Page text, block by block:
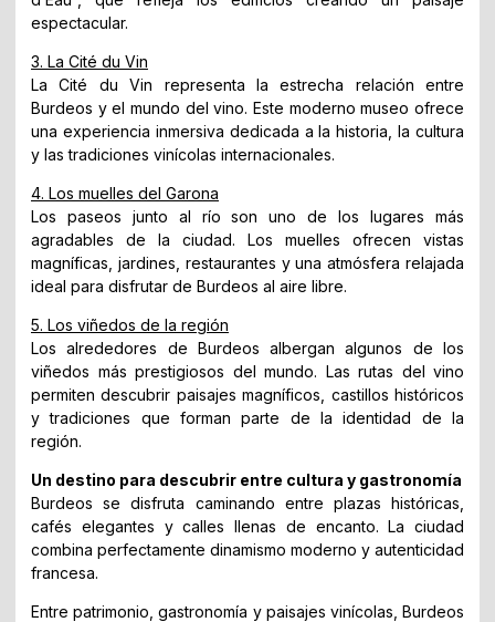
espectacular.
3. La Cité du Vin
La Cité du Vin representa la estrecha relación entre
Burdeos y el mundo del vino. Este moderno museo ofrece
una experiencia inmersiva dedicada a la historia, la cultura
y las tradiciones vinícolas internacionales.
4. Los muelles del Garona
Los paseos junto al río son uno de los lugares más
agradables de la ciudad. Los muelles ofrecen vistas
magníficas, jardines, restaurantes y una atmósfera relajada
ideal para disfrutar de Burdeos al aire libre.
5. Los viñedos de la región
Los alrededores de Burdeos albergan algunos de los
viñedos más prestigiosos del mundo. Las rutas del vino
permiten descubrir paisajes magníficos, castillos históricos
y tradiciones que forman parte de la identidad de la
región.
Un destino para descubrir entre cultura y gastronomía
Burdeos se disfruta caminando entre plazas históricas,
cafés elegantes y calles llenas de encanto. La ciudad
combina perfectamente dinamismo moderno y autenticidad
francesa.
Entre patrimonio, gastronomía y paisajes vinícolas, Burdeos